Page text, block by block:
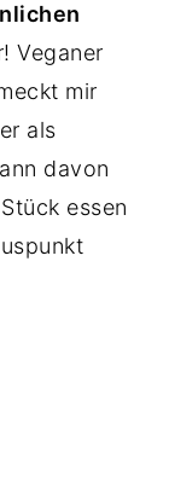
Veganer
mir
als
davon
essen